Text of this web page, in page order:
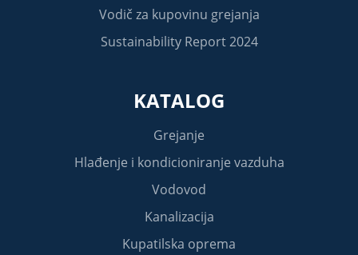
Vodič za kupovinu grejanja
Sustainability Report 2024
KATALOG
Grejanje
Hlađenje i kondicioniranje vazduha
Vodovod
Kanalizacija
Kupatilska oprema